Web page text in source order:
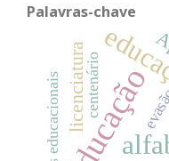
Palavras-chave
Educação
licenciaturacentenário